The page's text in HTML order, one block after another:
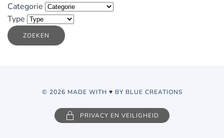
Categorie
Type
ZOEKEN
© 2026 MADE WITH ♥ BY BLUE CREATIONS
PRIVACY EN VEILIGHEID